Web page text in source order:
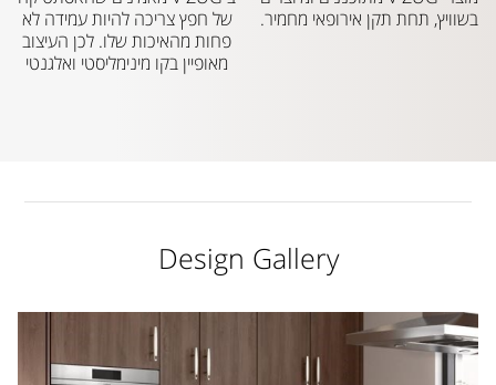
בשוויץ, תחת תקן אירופאי מחמיר.
של חפץ צריכה להיות עמידה לא
פחות מהאיכות שלו. לכן העיצוב
מאופיין בקו מינימליסטי ואלגנטי
Design Gallery